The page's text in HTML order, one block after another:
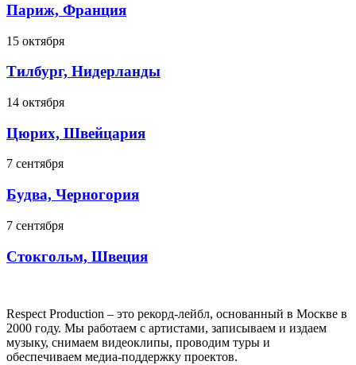
Париж, Франция
15 октября
Тилбург, Нидерланды
14 октября
Цюрих, Швейцария
7 сентября
Будва, Черногория
7 сентября
Стокгольм, Швеция
Respect Production – это рекорд-лейбл, основанный в Москве в
2000 году. Мы работаем с артистами, записываем и издаем
музыку, снимаем видеоклипы, проводим туры и
обеспечиваем медиа-поддержку проектов.